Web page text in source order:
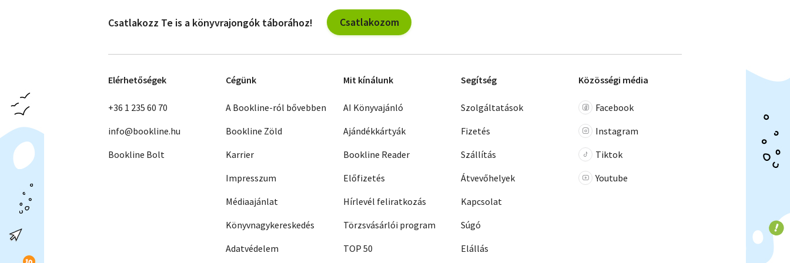
Csatlakozz Te is a könyvrajongók táborához! Csatlakozom
Elérhetőségek
+36 1 235 60 70
info@bookline.hu
Bookline Bolt
Cégünk
A Bookline-ról bővebben
Bookline Zöld
Karrier
Impresszum
Médiaajánlat
Könyvnagykereskedés
Adatvédelem
Mit kínálunk
AI Könyvajánló
Ajándékkártyák
Bookline Reader
Előfizetés
Hírlevél feliratkozás
Törzsvásárlói program
TOP 50
Segítség
Szolgáltatások
Fizetés
Szállítás
Átvevőhelyek
Kapcsolat
Súgó
Elállás
Közösségi média
Facebook
Instagram
Tiktok
Youtube